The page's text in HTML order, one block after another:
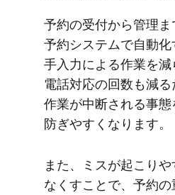
予約の​受付から​管理ま
予約システムで​自動
手入力に​よる​作業を​減
電話対応の​回数も​減
作業が​中断される​事態
防ぎやすくなります。
また、​ミスが​起こり
なく​すことで、​予約の​